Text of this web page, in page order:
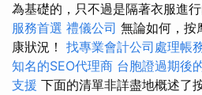
為基礎的，只不過是隔著衣服進行
服務首選 禮儀公司 無論如何，按
康狀況！ 找專業會計公司處理帳
知名的SEO代理商 台胞證過期後
支援 下面的清單非詳盡地概述了